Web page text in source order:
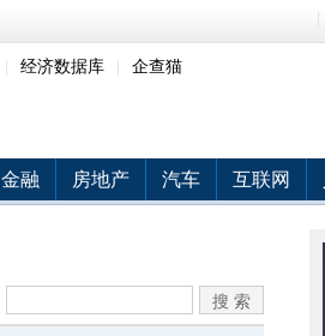
经济数据库 企查猫
金融 房地产 汽车 互联网